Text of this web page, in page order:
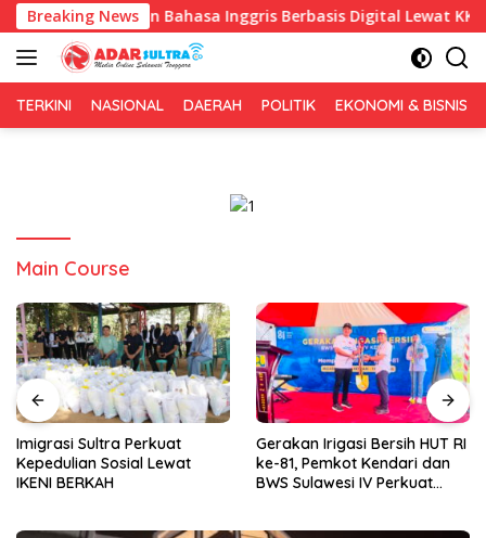
Langsung
ke
konten
Breaking News
Pembelajaran Bahasa Inggris Berbasis Digital Lewat KKN
TERKINI NASIONAL DAERAH POLITIK EKONOMI & BISNIS
Main Course
Imigrasi Sultra Perkuat
Kepedulian Sosial Lewat
IKENI BERKAH
Gerakan Irigasi Bersih HUT RI
ke-81, Pemkot Kendari dan
BWS Sulawesi IV Perkuat